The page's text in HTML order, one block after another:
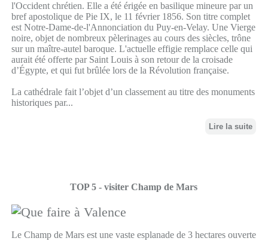
l'Occident chrétien. Elle a été érigée en basilique mineure par un
bref apostolique de Pie IX, le 11 février 1856. Son titre complet
est Notre-Dame-de-l'Annonciation du Puy-en-Velay. Une Vierge
noire, objet de nombreux pèlerinages au cours des siècles, trône
sur un maître-autel baroque. L'actuelle effigie remplace celle qui
aurait été offerte par Saint Louis à son retour de la croisade
d’Égypte, et qui fut brûlée lors de la Révolution française.
La cathédrale fait l’objet d’un classement au titre des monuments
historiques par...
Lire la suite
TOP 5 - visiter Champ de Mars
Le Champ de Mars est une vaste esplanade de 3 hectares ouverte